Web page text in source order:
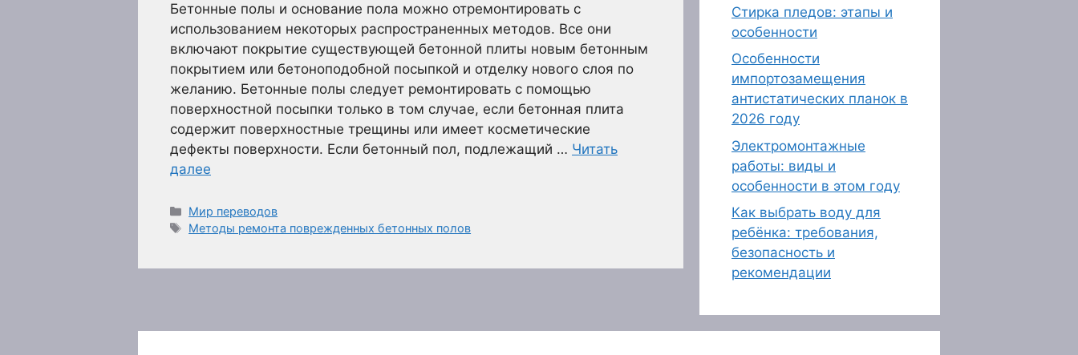
Бетонные полы и основание пола можно отремонтировать с
использованием некоторых распространенных методов. Все они
включают покрытие существующей бетонной плиты новым бетонным
покрытием или бетоноподобной посыпкой и отделку нового слоя по
желанию. Бетонные полы следует ремонтировать с помощью
поверхностной посыпки только в том случае, если бетонная плита
содержит поверхностные трещины или имеет косметические
дефекты поверхности. Если бетонный пол, подлежащий … Читать
далее
Рубрики
Мир переводов
Метки
Методы ремонта поврежденных бетонных полов
Стирка пледов: этапы и
особенности
Особенности
импортозамещения
антистатических планок в
2026 году
Электромонтажные
работы: виды и
особенности в этом году
Как выбрать воду для
ребёнка: требования,
безопасность и
рекомендации